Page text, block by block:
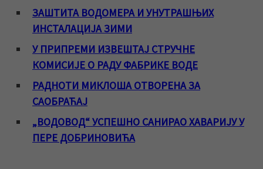
ЗАШТИТА ВОДОМЕРА И УНУТРАШЊИХ
ИНСТАЛАЦИЈА ЗИМИ
У ПРИПРЕМИ ИЗВЕШТАЈ СТРУЧНЕ
КОМИСИЈЕ О РАДУ ФАБРИКЕ ВОДЕ
РАДНОТИ МИКЛОША ОТВОРЕНА ЗА
САОБРАЋАЈ
„ВОДОВОД“ УСПЕШНО САНИРАО ХАВАРИЈУ У
ПЕРЕ ДОБРИНОВИЋА